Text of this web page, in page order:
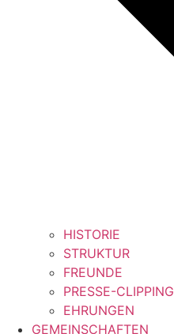
HISTORIE
STRUKTUR
FREUNDE
PRESSE-CLIPPING
EHRUNGEN
GEMEINSCHAFTEN